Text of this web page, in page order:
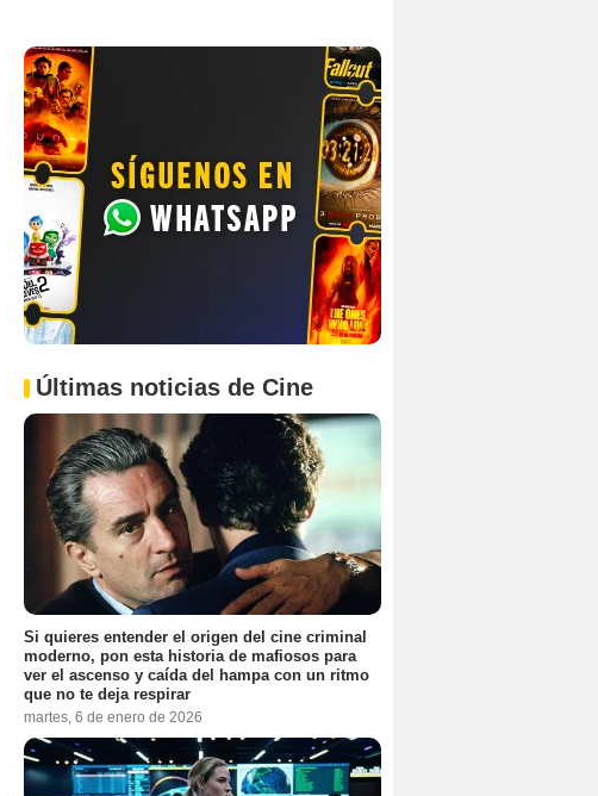
Últimas noticias de Cine
Si quieres entender el origen del cine criminal
moderno, pon esta historia de mafiosos para
ver el ascenso y caída del hampa con un ritmo
que no te deja respirar
martes, 6 de enero de 2026